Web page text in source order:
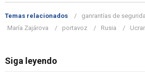
Temas relacionados
ganrantías de
María Zajárova
portavoz Rusia
Siga leyendo